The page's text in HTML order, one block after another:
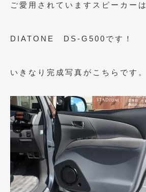
2022年1月(3)
2021年3月(1)
2021年1月(2)
2020年12月(2)
2020年11月 (2)
2020年10月 (1)
ご愛用されていますスピーカーは
DIATONE DS-G500です！
いきなり完成写真がこちらです。